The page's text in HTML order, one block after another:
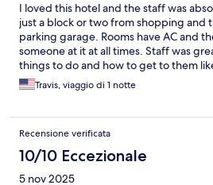
I loved this hotel and the staff was
just a block or two from shopping and
parking garage. Rooms have AC and
someone at it at all times. Staff was
things to do and how to get to them
of the hill overlooking the city of Lyon.
Travis, viaggio di 1 notte
Recensione verificata
10/10 Eccezionale
5 nov 2025